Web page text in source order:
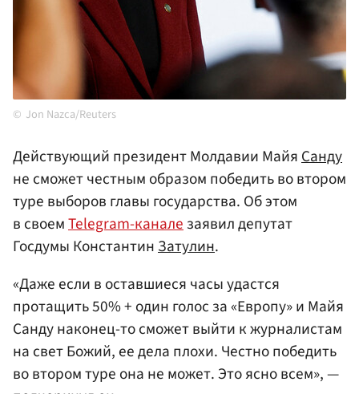
Jon Nazca/Reuters
Действующий президент Молдавии МайяСанду
не сможет честным образом победить во втором
туре выборов главы государства. Об этом
в своемTelegram-каналезаявил депутат
Госдумы КонстантинЗатулин.
«Даже если в оставшиеся часы удастся
протащить 50% + один голос за «Европу» и Майя
Санду наконец-то сможет выйти к журналистам
на свет Божий, ее дела плохи. Честно победить
во втором туре она не может. Это ясно всем», —